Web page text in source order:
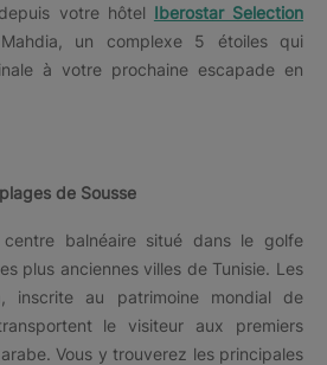
votre hôtel Iberostar Selection
un complexe 5 étoiles qui
à votre prochaine escapade en
de Sousse
balnéaire situé dans le golfe
plus anciennes villes de Tunisie. Les
inscrite au patrimoine mondial de
le visiteur aux premiers
Vous y trouverez les principales